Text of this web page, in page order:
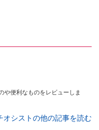
や便利なものをレビューしま
オシストの他の記事を読む